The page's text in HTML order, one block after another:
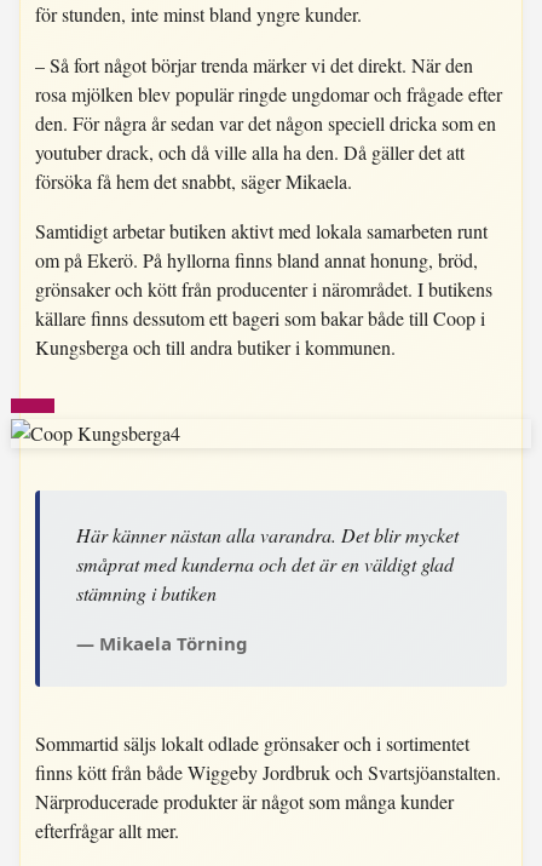
för stunden, inte minst bland yngre kunder.
– Så fort något börjar trenda märker vi det direkt. När den
rosa mjölken blev populär ringde ungdomar och frågade efter
den. För några år sedan var det någon speciell dricka som en
youtuber drack, och då ville alla ha den. Då gäller det att
försöka få hem det snabbt, säger Mikaela.
Samtidigt arbetar butiken aktivt med lokala samarbeten runt
om på Ekerö. På hyllorna finns bland annat honung, bröd,
grönsaker och kött från producenter i närområdet. I butikens
källare finns dessutom ett bageri som bakar både till Coop i
Kungsberga och till andra butiker i kommunen.
Här känner nästan alla varandra. Det blir mycket
småprat med kunderna och det är en väldigt glad
stämning i butiken
Mikaela Törning
Sommartid säljs lokalt odlade grönsaker och i sortimentet
finns kött från både Wiggeby Jordbruk och Svartsjöanstalten.
Närproducerade produkter är något som många kunder
efterfrågar allt mer.